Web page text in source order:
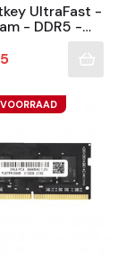
UltraFast -
- DDR5 -
- SoDimm -
Chip -
Voor